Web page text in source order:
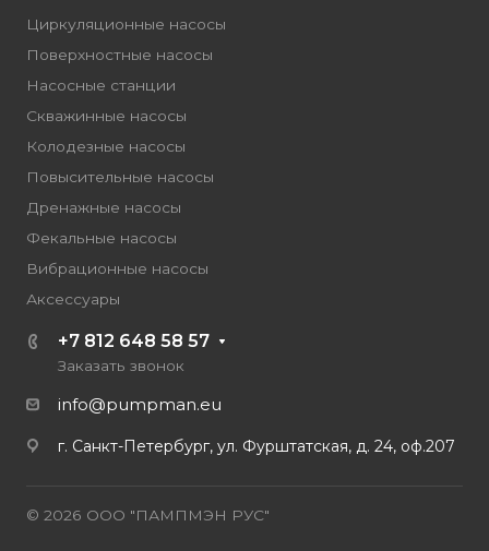
Циркуляционные насосы
Поверхностные насосы
Насосные станции
Скважинные насосы
Колодезные насосы
Повысительные насосы
Дренажные насосы
Фекальные насосы
Вибрационные насосы
Аксессуары
+7 812 648 58 57
Заказать звонок
info@pumpman.eu
г. Санкт-Петербург, ул. Фурштатская, д. 24, оф.207
© 2026 ООО "ПАМПМЭН РУС"